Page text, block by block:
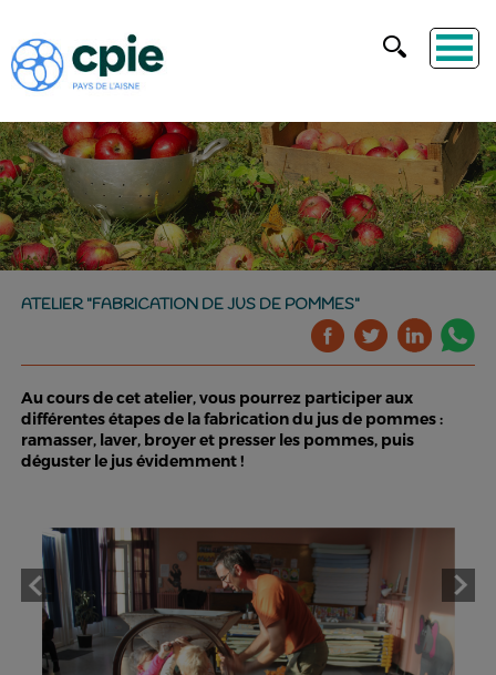
ATELIER "FABRICATION DE JUS DE POMMES"
Au cours de cet atelier, vous pourrez participer aux
différentes étapes de la fabrication du jus de pommes :
ramasser, laver, broyer et presser les pommes, puis
déguster le jus évidemment !